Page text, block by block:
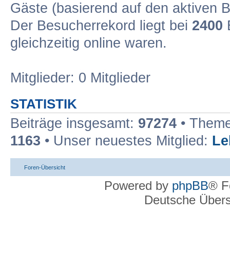
Gäste (basierend auf den aktiven
Der Besucherrekord liegt bei 2400
gleichzeitig online waren.
Mitglieder: 0 Mitglieder
STATISTIK
Beiträge insgesamt: 97274 •
1163 • Unser neuestes Mitglied:
Foren-Übersicht
Powered by phpBB®
Deutsche